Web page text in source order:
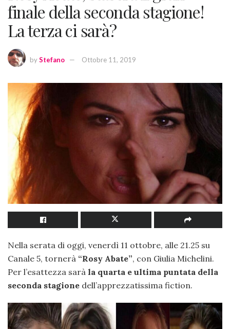
finale della seconda stagione!
La terza ci sarà?
byStefano Ottobre 11, 2019
Nella serata di oggi, venerdì 11 ottobre, alle 21.25 su
Canale 5, tornerà “Rosy Abate”, con Giulia Michelini.
Per l’esattezza sarà la quarta e ultima puntata della
seconda stagione dell’apprezzatissima fiction.